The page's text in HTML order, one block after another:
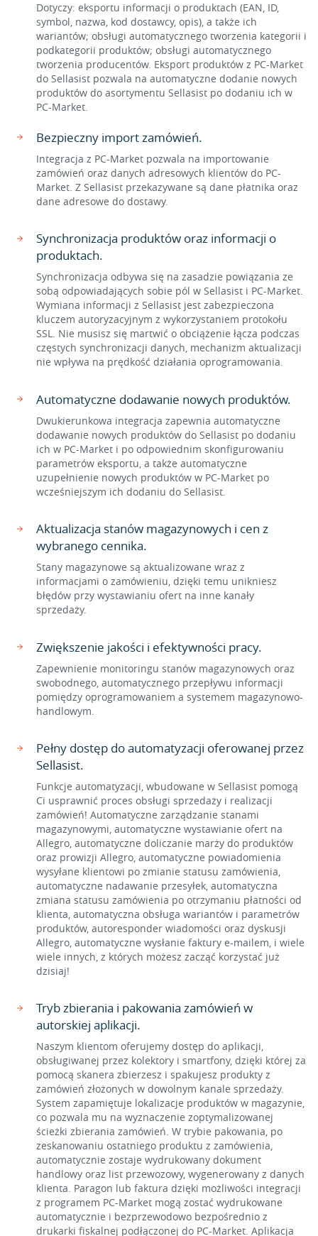
Dotyczy: eksportu informacji o produktach (EAN, ID,
symbol, nazwa, kod dostawcy, opis), a także ich
wariantów; obsługi automatycznego tworzenia kategorii i
podkategorii produktów; obsługi automatycznego
tworzenia producentów. Eksport produktów z PC-Market
do Sellasist pozwala na automatyczne dodanie nowych
produktów do asortymentu Sellasist po dodaniu ich w
PC-Market.
Bezpieczny import zamówień.
Integracja z PC-Market pozwala na importowanie
zamówień oraz danych adresowych klientów do PC-
Market. Z Sellasist przekazywane są dane płatnika oraz
dane adresowe do dostawy.
Synchronizacja produktów oraz informacji o
produktach.
Synchronizacja odbywa się na zasadzie powiązania ze
sobą odpowiadających sobie pól w Sellasist i PC-Market.
Wymiana informacji z Sellasist jest zabezpieczona
kluczem autoryzacyjnym z wykorzystaniem protokołu
SSL. Nie musisz się martwić o obciążenie łącza podczas
częstych synchronizacji danych, mechanizm aktualizacji
nie wpływa na prędkość działania oprogramowania.
Automatyczne dodawanie nowych produktów.
Dwukierunkowa integracja zapewnia automatyczne
dodawanie nowych produktów do Sellasist po dodaniu
ich w PC-Market i po odpowiednim skonfigurowaniu
parametrów eksportu, a także automatyczne
uzupełnienie nowych produktów w PC-Market po
wcześniejszym ich dodaniu do Sellasist.
Aktualizacja stanów magazynowych i cen z
wybranego cennika.
Stany magazynowe są aktualizowane wraz z
informacjami o zamówieniu, dzięki temu unikniesz
błędów przy wystawianiu ofert na inne kanały
sprzedaży.
Zwiększenie jakości i efektywności pracy.
Zapewnienie monitoringu stanów magazynowych oraz
swobodnego, automatycznego przepływu informacji
pomiędzy oprogramowaniem a systemem magazynowo-
handlowym.
Pełny dostęp do automatyzacji oferowanej przez
Sellasist.
Funkcje automatyzacji, wbudowane w Sellasist pomogą
Ci usprawnić proces obsługi sprzedaży i realizacji
zamówień! Automatyczne zarządzanie stanami
magazynowymi, automatyczne wystawianie ofert na
Allegro, automatyczne doliczanie marży do produktów
oraz prowizji Allegro, automatyczne powiadomienia
wysyłane klientowi po zmianie statusu zamówienia,
automatyczne nadawanie przesyłek, automatyczna
zmiana statusu zamówienia po otrzymaniu płatności od
klienta, automatyczna obsługa wariantów i parametrów
produktów, autoresponder wiadomości oraz dyskusji
Allegro, automatyczne wysłanie faktury e-mailem, i wiele
wiele innych, z których możesz zacząć korzystać już
dzisiaj!
Tryb zbierania i pakowania zamówień w
autorskiej aplikacji.
Naszym klientom oferujemy dostęp do aplikacji,
obsługiwanej przez kolektory i smartfony, dzięki której za
pomocą skanera zbierzesz i spakujesz produkty z
zamówień złożonych w dowolnym kanale sprzedaży.
System zapamiętuje lokalizacje produktów w magazynie,
co pozwala mu na wyznaczenie zoptymalizowanej
ścieżki zbierania zamówień. W trybie pakowania, po
zeskanowaniu ostatniego produktu z zamówienia,
automatycznie zostaje wydrukowany dokument
handlowy oraz list przewozowy, wygenerowany z danych
klienta. Paragon lub faktura dzięki możliwości integracji
z programem PC-Market mogą zostać wydrukowane
automatycznie i bezprzewodowo bezpośrednio z
drukarki fiskalnej podłączonej do PC-Market. Aplikacja